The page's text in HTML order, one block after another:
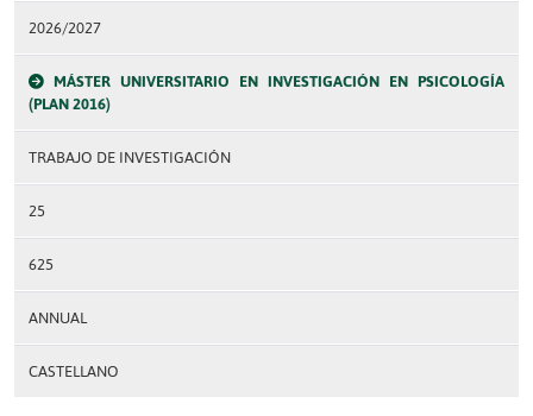
2026/2027
MÁSTER UNIVERSITARIO EN INVESTIGACIÓN EN PSICOLOGÍA
(PLAN 2016)
TRABAJO DE INVESTIGACIÓN
25
625
ANNUAL
CASTELLANO